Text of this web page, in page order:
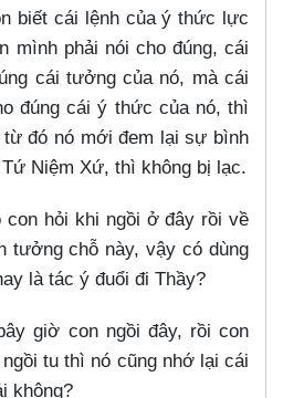
biết cái lệnh của ý thức lực
mình phải nói cho đúng, cái
cái tưởng của nó, mà cái
đúng cái ý thức của nó, thì
đó nó mới đem lại sự bình
Niệm Xứ, thì không bị lạc.
con hỏi khi ngồi ở đây rồi về
tưởng chỗ này, vậy có dùng
là tác ý đuổi đi Thầy?
giờ con ngồi đây, rồi con
tu thì nó cũng nhớ lại cái
không?